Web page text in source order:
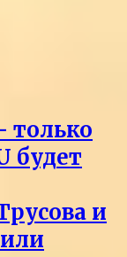
только
будет
и